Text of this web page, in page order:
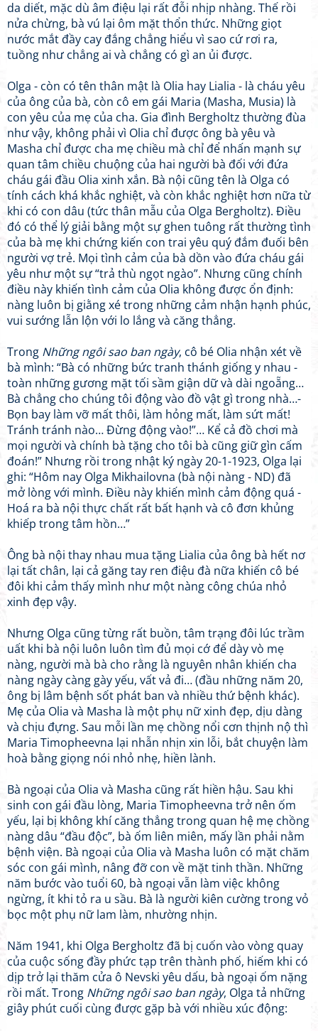
da diết, mặc dù âm điệu lại rất đỗi nhịp nhàng. Thế rồi
nửa chừng, bà vú lại ôm mặt thổn thức. Những giọt
nước mắt đầy cay đắng chẳng hiểu vì sao cứ rơi ra,
tuồng như chẳng ai và chẳng có gì an ủi được.
Olga - còn có tên thân mật là Olia hay Lialia - là cháu yêu
của ông của bà, còn cô em gái Maria (Masha, Musia) là
con yêu của mẹ của cha. Gia đình Bergholtz thường đùa
như vậy, không phải vì Olia chỉ được ông bà yêu và
Masha chỉ được cha mẹ chiều mà chỉ để nhấn mạnh sự
quan tâm chiều chuộng của hai người bà đối với đứa
cháu gái đầu Olia xinh xắn. Bà nội cũng tên là Olga có
tính cách khá khắc nghiệt, và còn khắc nghiệt hơn nữa từ
khi có con dâu (tức thân mẫu của Olga Bergholtz). Điều
đó có thể lý giải bằng một sự ghen tuông rất thường tình
của bà mẹ khi chứng kiến con trai yêu quý đắm đuối bên
người vợ trẻ. Mọi tình cảm của bà dồn vào đứa cháu gái
yêu như một sự “trả thù ngọt ngào”. Nhưng cũng chính
điều này khiến tình cảm của Olia không được ổn định:
nàng luôn bị giằng xé trong những cảm nhận hạnh phúc,
vui sướng lẫn lộn với lo lắng và căng thẳng.
Trong Những ngôi sao ban ngày, cô bé Olia nhận xét về
bà mình: “Bà có những bức tranh thánh giống y nhau -
toàn những gương mặt tối sầm giận dữ và dài ngoẵng…
Bà chẳng cho chúng tôi động vào đồ vật gì trong nhà…-
Bọn bay làm vỡ mất thôi, làm hỏng mất, làm sứt mất!
Tránh tránh nào… Đừng động vào!”… Kể cả đồ chơi mà
mọi người và chính bà tặng cho tôi bà cũng giữ gìn cấm
đoán!” Nhưng rồi trong nhật ký ngày 20-1-1923, Olga lại
ghi: “Hôm nay Olga Mikhailovna (bà nội nàng - ND) đã
mở lòng với mình. Điều này khiến mình cảm động quá -
Hoá ra bà nội thực chất rất bất hạnh và cô đơn khủng
khiếp trong tâm hồn…”
Ông bà nội thay nhau mua tặng Lialia của ông bà hết nơ
lại tất chân, lại cả găng tay ren điệu đà nữa khiến cô bé
đôi khi cảm thấy mình như một nàng công chúa nhỏ
xinh đẹp vậy.
Nhưng Olga cũng từng rất buồn, tâm trạng đôi lúc trầm
uất khi bà nội luôn luôn tìm đủ mọi cớ để dày vò mẹ
nàng, người mà bà cho rằng là nguyên nhân khiến cha
nàng ngày càng gày yếu, vất vả đi… (đầu những năm 20,
ông bị lâm bệnh sốt phát ban và nhiều thứ bệnh khác).
Mẹ của Olia và Masha là một phụ nữ xinh đẹp, dịu dàng
và chịu đựng. Sau mỗi lần mẹ chồng nổi cơn thịnh nộ thì
Maria Timopheevna lại nhẫn nhịn xin lỗi, bắt chuyện làm
hoà bằng giọng nói nhỏ nhẹ, hiền lành.
Bà ngoại của Olia và Masha cũng rất hiền hậu. Sau khi
sinh con gái đầu lòng, Maria Timopheevna trở nên ốm
yếu, lại bị không khí căng thẳng trong quan hệ mẹ chồng
nàng dâu “đầu độc”, bà ốm liên miên, mấy lần phải nằm
bệnh viện. Bà ngoại của Olia và Masha luôn có mặt chăm
sóc con gái mình, nâng đỡ con về mặt tinh thần. Những
năm bước vào tuổi 60, bà ngoại vẫn làm việc không
ngừng, ít khi tỏ ra u sầu. Bà là người kiên cường trong vỏ
bọc một phụ nữ lam làm, nhường nhịn.
Năm 1941, khi Olga Bergholtz đã bị cuốn vào vòng quay
của cuộc sống đầy phức tạp trên thành phố, hiếm khi có
dịp trở lại thăm cửa ô Nevski yêu dấu, bà ngoại ốm nặng
rồi mất. Trong Những ngôi sao ban ngày, Olga tả những
giây phút cuối cùng được gặp bà với nhiều xúc động: